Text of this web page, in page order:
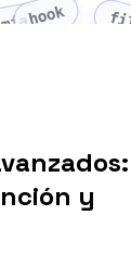
hook
y